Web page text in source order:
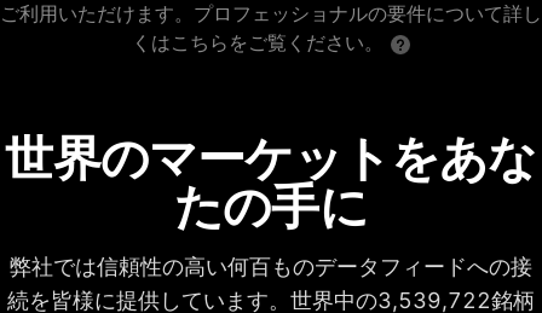
ご利用いただけます。プロフェッショナルの要件について詳し
くはこちらをご覧ください。
世界のマーケットをあな
たの手に
弊社では信頼性の高い何百ものデータフィードへの接
続を皆様に提供しています。世界中の3,539,722銘柄